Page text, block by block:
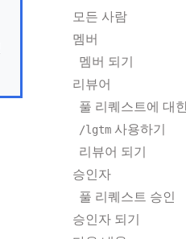
모든 사람
멤버
멤버 되기
리뷰어
풀 리퀘스트에 대
/lgtm 사용하기
리뷰어 되기
승인자
풀 리퀘스트 승인
승인자 되기